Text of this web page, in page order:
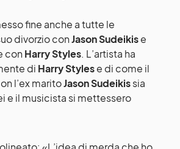
fine anche a tutte le
divorzio conJason Sudeikise
con Harry Styles. L’artista ha
di Harry Stylese di come il
l’ex maritoJason Sudeikissia
e il musicista si mettessero